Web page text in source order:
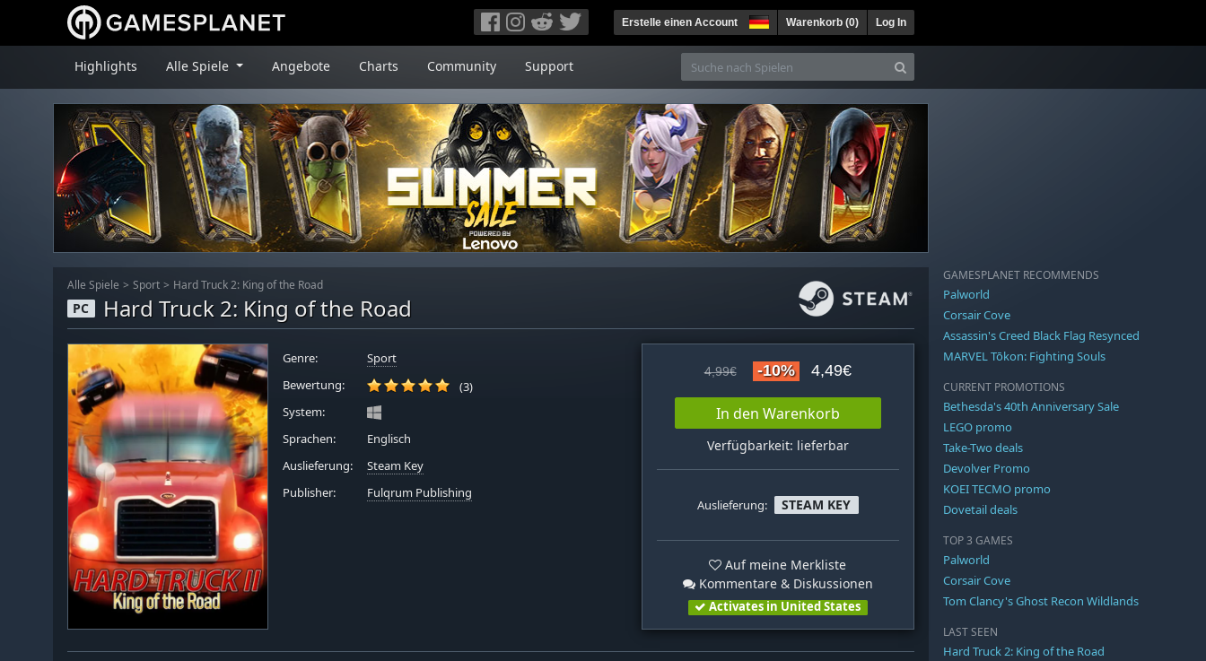
Erstelle einen Account Warenkorb (0) Log In
Highlights Alle Spiele Angebote Charts Community Support
Alle Spiele Sport Hard Truck 2: King of the Road
PC Hard Truck 2: King of the Road
Genre:
Sport
Bewertung:
(3)
System:
Sprachen:
Englisch
Auslieferung:
Steam Key
Publisher:
Fulqrum Publishing
4,99€ -10% 4,49€
In den Warenkorb
Verfügbarkeit: lieferbar
Auslieferung: STEAM KEY
Auf meine Merkliste
Kommentare & Diskussionen
Activates in United States
GAMESPLANET RECOMMENDS
Palworld
Corsair Cove
Assassin's Creed Black Flag Resynced
MARVEL Tōkon: Fighting Souls
CURRENT PROMOTIONS
Bethesda's 40th Anniversary Sale
LEGO promo
Take-Two deals
Devolver Promo
KOEI TECMO promo
Dovetail deals
TOP 3 GAMES
Palworld
Corsair Cove
Tom Clancy's Ghost Recon Wildlands
LAST SEEN
Hard Truck 2: King of the Road